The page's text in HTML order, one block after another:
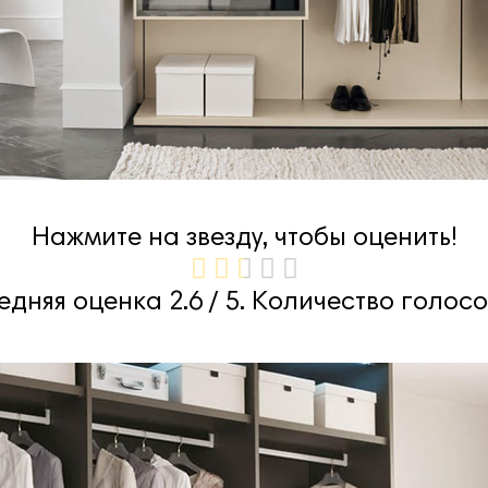
Нажмите на звезду, чтобы оценить!
оценка 2.6 / 5. Количество